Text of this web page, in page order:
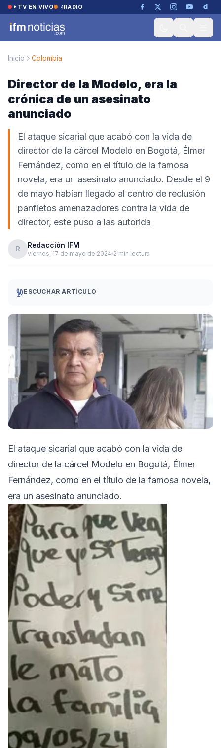
Saltar al contenido
TV EN VIVO RADIO
Inicio Colombia
Director de la Modelo, era la
crónica de un asesinato
anunciado
El ataque sicarial que acabó con la vida de
director de la cárcel Modelo en Bogotá, Élmer
Fernández, como en el título de la famosa
novela, era un asesinato anunciado. Desde el 9
de mayo habían llegado al centro de reclusión
panfletos amenazadores contra la vida de
director, este puso a las autorida
R Redacción IFM
viernes, 17 de mayo de 2024 2 min lectura
ESCUCHAR ARTÍCULO
El ataque sicarial que acabó con la vida de
director de la cárcel Modelo en Bogotá, Élmer
Fernández, como en el título de la famosa novela,
era un asesinato anunciado.